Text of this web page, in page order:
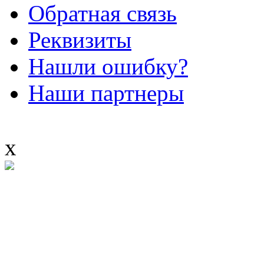
Обратная связь
Реквизиты
Нашли ошибку?
Наши партнеры
x